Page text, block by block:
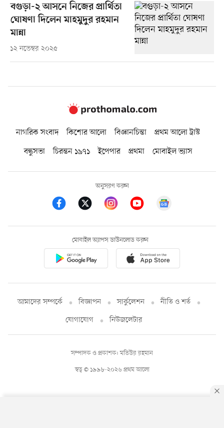
বগুড়া-২ আসনে নিজের প্রার্থিতা
ঘোষণা দিলেন মাহমুদুর রহমান
মান্না
১২ নভেম্বর ২০২৫
নাগরিক সংবাদ কিশোর আলো বিজ্ঞানচিন্তা
প্রথম আলো ট্রাস্ট
বন্ধুসভা
চিরন্তন ১৯৭১ ইপেপার প্রথমা মোবাইল ভ্যাস
অনুসরণ করুন
মোবাইল অ্যাপস ডাউনলোড করুন
আমাদের সম্পর্কে বিজ্ঞাপন সার্কুলেশন
নীতি ও শর্ত
যোগাযোগ
নিউজলেটার
স্বত্ব © ১৯৯৮-২০২৬ প্রথম আলো
সম্পাদক ও প্রকাশক: মতিউর রহমান